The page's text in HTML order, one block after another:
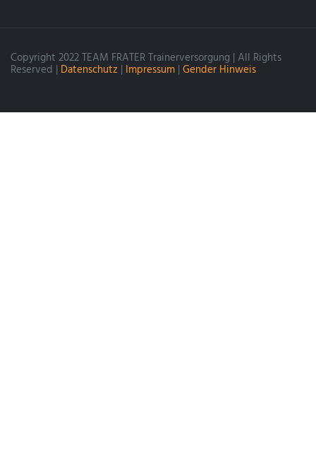
Copyright 2022 TEAM FRATER Trainerversorgung | All Rights
Reserved | Datenschutz | Impressum | Gender Hinweis